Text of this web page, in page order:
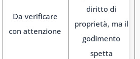
Da verificare
con attenzione
diritto di
proprietà, ma il
godimento
spetta